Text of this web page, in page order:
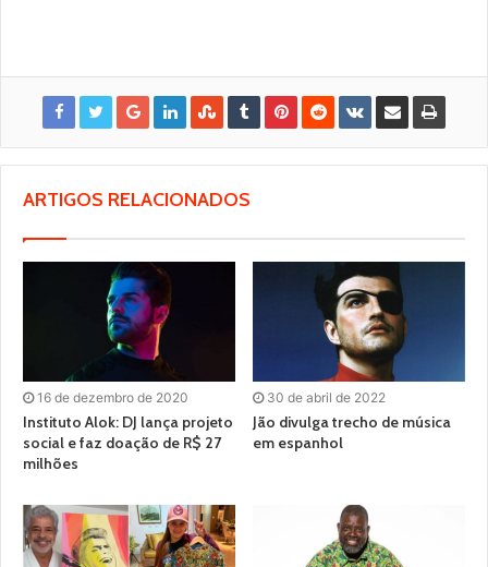
ARTIGOS RELACIONADOS
16 de dezembro de 2020
Instituto Alok: DJ lança projeto
social e faz doação de R$ 27
milhões
30 de abril de 2022
Jão divulga trecho de música
em espanhol